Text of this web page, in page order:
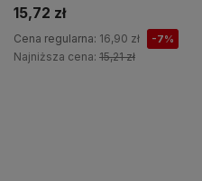
15,72 zł
Cena regularna: 16,90 zł -7%
Najniższa cena: 15,21 zł